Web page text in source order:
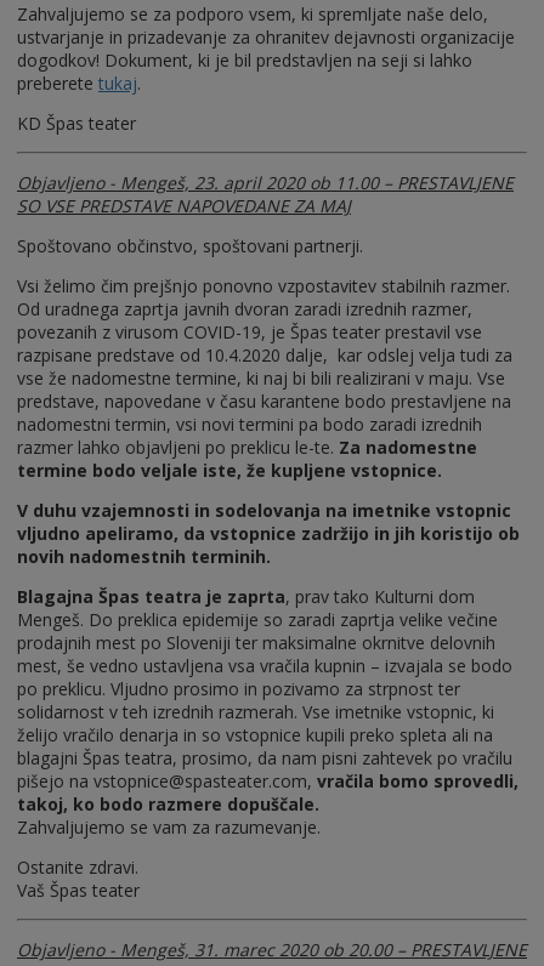
Zahvaljujemo se za podporo vsem, ki spremljate naše delo,
ustvarjanje in prizadevanje za ohranitev dejavnosti organizacije
dogodkov! Dokument, ki je bil predstavljen na seji si lahko
preberete tukaj.
KD Špas teater
Objavljeno - Mengeš, 23. april 2020 ob 11.00 – PRESTAVLJENE
SO VSE PREDSTAVE NAPOVEDANE ZA MAJ
Spoštovano občinstvo, spoštovani partnerji.
Vsi želimo čim prejšnjo ponovno vzpostavitev stabilnih razmer.
Od uradnega zaprtja javnih dvoran zaradi izrednih razmer,
povezanih z virusom COVID-19, je Špas teater prestavil vse
razpisane predstave od 10.4.2020 dalje, kar odslej velja tudi za
vse že nadomestne termine, ki naj bi bili realizirani v maju. Vse
predstave, napovedane v času karantene bodo prestavljene na
nadomestni termin, vsi novi termini pa bodo zaradi izrednih
razmer lahko objavljeni po preklicu le-te. Za nadomestne
termine bodo veljale iste, že kupljene vstopnice.
V duhu vzajemnosti in sodelovanja na imetnike vstopnic
vljudno apeliramo, da vstopnice zadržijo in jih koristijo ob
novih nadomestnih terminih.
Blagajna Špas teatra je zaprta, prav tako Kulturni dom
Mengeš. Do preklica epidemije so zaradi zaprtja velike večine
prodajnih mest po Sloveniji ter maksimalne okrnitve delovnih
mest, še vedno ustavljena vsa vračila kupnin – izvajala se bodo
po preklicu. Vljudno prosimo in pozivamo za strpnost ter
solidarnost v teh izrednih razmerah. Vse imetnike vstopnic, ki
želijo vračilo denarja in so vstopnice kupili preko spleta ali na
blagajni Špas teatra, prosimo, da nam pisni zahtevek po vračilu
pišejo na vstopnice@spasteater.com, vračila bomo sprovedli,
takoj, ko bodo razmere dopuščale.
Zahvaljujemo se vam za razumevanje.
Ostanite zdravi.
Vaš Špas teater
Objavljeno - Mengeš, 31. marec 2020 ob 20.00 – PRESTAVLJENE